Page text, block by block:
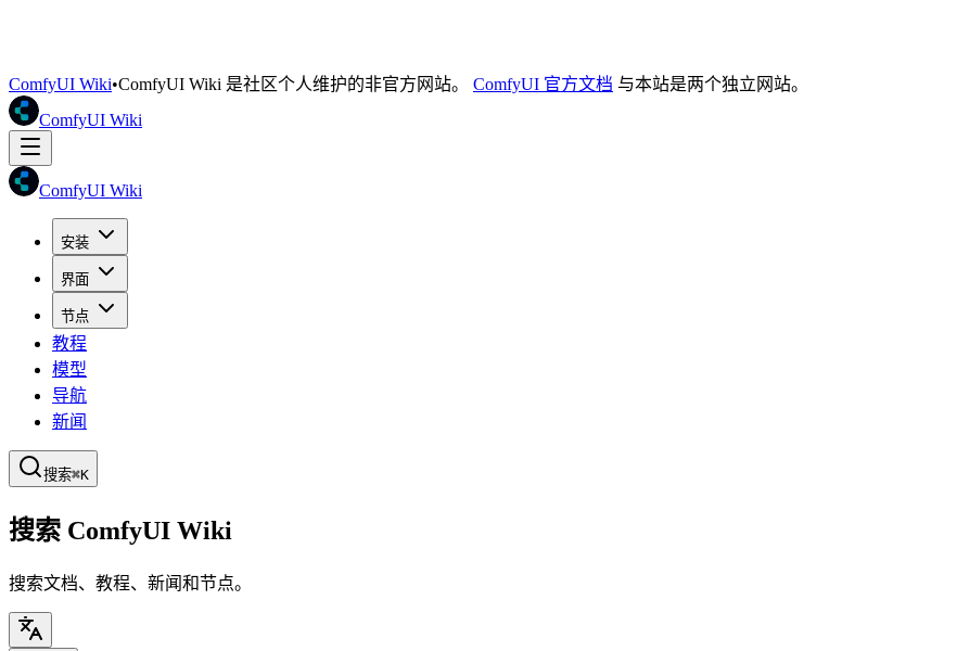
ComfyUI Wiki•ComfyUI Wiki 是社区个人维护的非官方网站。 ComfyUI 官方文档 与本站是两个独立网站。
ComfyUI Wiki
ComfyUI Wiki
安装
界面
节点
教程
模型
导航
新闻
搜索⌘K
搜索 ComfyUI Wiki
搜索文档、教程、新闻和节点。